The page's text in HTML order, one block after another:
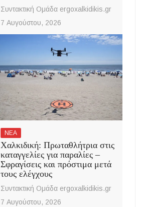
Συντακτική Ομάδα ergoxalkidikis.gr
7 Αυγούστου, 2026
ΝΕΑ
Χαλκιδική: Πρωταθλήτρια στις
καταγγελίες για παραλίες –
Σφραγίσεις και πρόστιμα μετά
τους ελέγχους
Συντακτική Ομάδα ergoxalkidikis.gr
7 Αυγούστου, 2026